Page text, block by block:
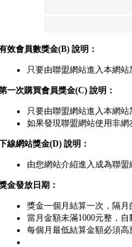
效會員數獎金(B) 說明：
只要由聯盟網站進入本網
一次購買會員獎金(C) 說明：
只要由聯盟網站進入本網站
如果發現聯盟網站使用非網
線網站獎金(D) 說明：
由您網站介紹進入成為聯盟
金發放日期：
獎金一個月結算一次，隔月
當月金額未滿1000元整，
每個月最低結算金額必須高